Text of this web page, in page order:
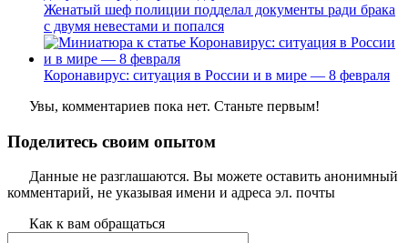
Женатый шеф полиции подделал документы ради брака
с двумя невестами и попался
Коронавирус: ситуация в России и в мире — 8 февраля
Увы, комментариев пока нет. Станьте первым!
Поделитесь своим опытом
Данные не разглашаются. Вы можете оставить анонимный
комментарий, не указывая имени и адреса эл. почты
Как к вам обращаться